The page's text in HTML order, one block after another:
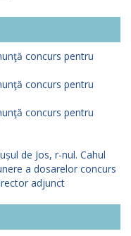
concurs pentru
concurs pentru
concurs pentru
de Jos, r-nul. Cahul
a dosarelor concurs
adjunct